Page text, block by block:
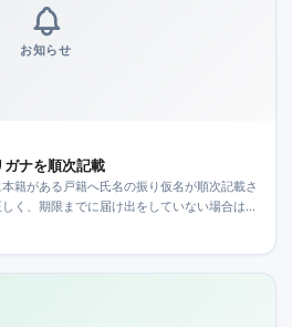
お知らせ
ガナを順次記載
籍がある戸籍へ氏名の振り仮名が順次記載さ
く、期限までに届け出をしていない場合は、
ません。